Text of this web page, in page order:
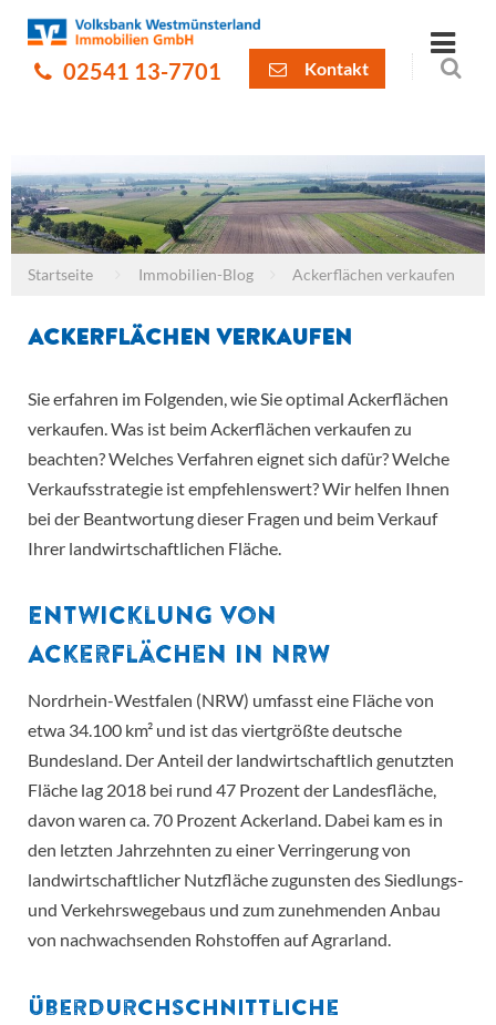
02541 13-7701 Kontakt
Startseite Immobilien-Blog Ackerflächen verkaufen
Ackerflächen verkaufen
Sie erfahren im Folgenden, wie Sie optimal Ackerflächen
verkaufen. Was ist beim Ackerflächen verkaufen zu
beachten? Welches Verfahren eignet sich dafür? Welche
Verkaufsstrategie ist empfehlenswert? Wir helfen Ihnen
bei der Beantwortung dieser Fragen und beim Verkauf
Ihrer landwirtschaftlichen Fläche.
Entwicklung von
Ackerflächen in NRW
Nordrhein-Westfalen (NRW) umfasst eine Fläche von
etwa 34.100 km² und ist das viertgrößte deutsche
Bundesland. Der Anteil der landwirtschaftlich genutzten
Fläche lag 2018 bei rund 47 Prozent der Landesfläche,
davon waren ca. 70 Prozent Ackerland. Dabei kam es in
den letzten Jahrzehnten zu einer Verringerung von
landwirtschaftlicher Nutzfläche zugunsten des Siedlungs-
und Verkehrswegebaus und zum zunehmenden Anbau
von nachwachsenden Rohstoffen auf Agrarland.
Überdurchschnittliche